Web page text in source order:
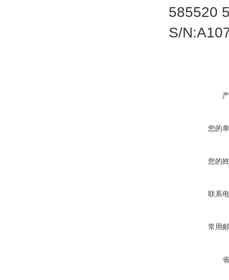
585520
S/
您的
您的
联系
常用